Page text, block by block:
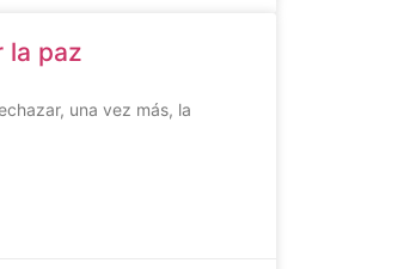
la paz
una vez más, la